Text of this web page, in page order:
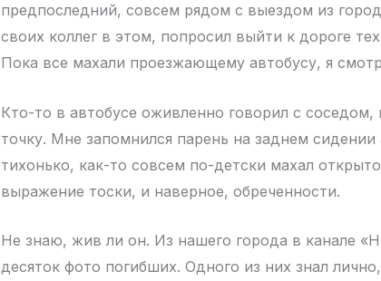
предпоследний, совсем рядом с выездом из
своих коллег в этом, попросил выйти к дороге
Пока все махали проезжающему автобусу, я
Кто-то в автобусе оживленно говорил с
точку. Мне запомнился парень на заднем
тихонько, как-то совсем по-детски махал
выражение тоски, и наверное, обреченности.
Не знаю, жив ли он. Из нашего города в канале
десяток фото погибших. Одного из них знал